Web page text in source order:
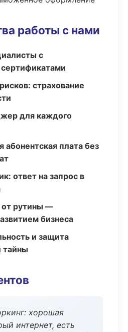
работы с нами
с
страхование
для каждого
абонентская плата без
ответ на запрос в
рутины —
бизнеса
и защита
тайны
хорошая
интернет, есть